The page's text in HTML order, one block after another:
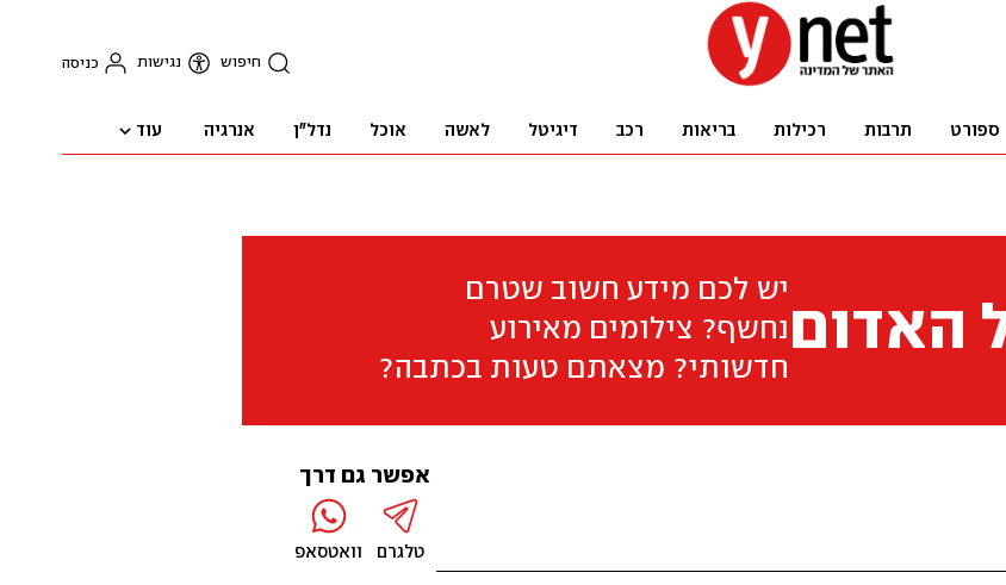
חיפוש נגישות כניסה
ספורט תרבות רכילות בריאות רכב דיגיטל לאשה אוכל נדל"ן אנרגיה עוד
האדום
יש לכם מידע חשוב שטרם
נחשף? צילומים מאירוע
חדשותי? מצאתם טעות בכתבה?
אפשר גם דרך
טלגרם וואטסאפ